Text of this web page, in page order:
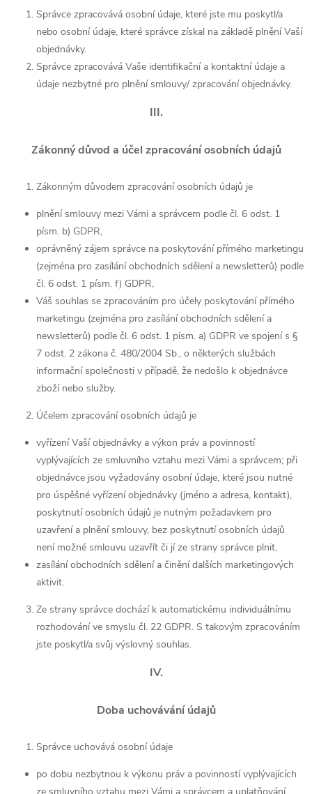
Správce zpracovává osobní údaje, které jste mu poskytl/a
nebo osobní údaje, které správce získal na základě plnění Vaší
objednávky.
Správce zpracovává Vaše identifikační a kontaktní údaje a
údaje nezbytné pro plnění smlouvy/ zpracování objednávky.
III.
Zákonný důvod a účel zpracování osobních údajů
Zákonným důvodem zpracování osobních údajů je
plnění smlouvy mezi Vámi a správcem podle čl. 6 odst. 1
písm. b) GDPR,
oprávněný zájem správce na poskytování přímého marketingu
(zejména pro zasílání obchodních sdělení a newsletterů) podle
čl. 6 odst. 1 písm. f) GDPR,
Váš souhlas se zpracováním pro účely poskytování přímého
marketingu (zejména pro zasílání obchodních sdělení a
newsletterů) podle čl. 6 odst. 1 písm. a) GDPR ve spojení s §
7 odst. 2 zákona č. 480/2004 Sb., o některých službách
informační společnosti v případě, že nedošlo k objednávce
zboží nebo služby.
Účelem zpracování osobních údajů je
vyřízení Vaší objednávky a výkon práv a povinností
vyplývajících ze smluvního vztahu mezi Vámi a správcem; při
objednávce jsou vyžadovány osobní údaje, které jsou nutné
pro úspěšné vyřízení objednávky (jméno a adresa, kontakt),
poskytnutí osobních údajů je nutným požadavkem pro
uzavření a plnění smlouvy, bez poskytnutí osobních údajů
není možné smlouvu uzavřít či jí ze strany správce plnit,
zasílání obchodních sdělení a činění dalších marketingových
aktivit.
Ze strany správce dochází k automatickému individuálnímu
rozhodování ve smyslu čl. 22 GDPR. S takovým zpracováním
jste poskytl/a svůj výslovný souhlas.
IV.
Doba uchovávání údajů
Správce uchovává osobní údaje
po dobu nezbytnou k výkonu práv a povinností vyplývajících